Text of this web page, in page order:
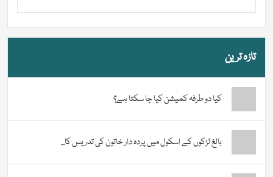
تازہ ترین
کیا دو طرفہ کمیشن کیا جا سکتا ہے؟
بالغ لڑکوں کے اسکول میں پردہ دار خاتون کی تدریس کا...